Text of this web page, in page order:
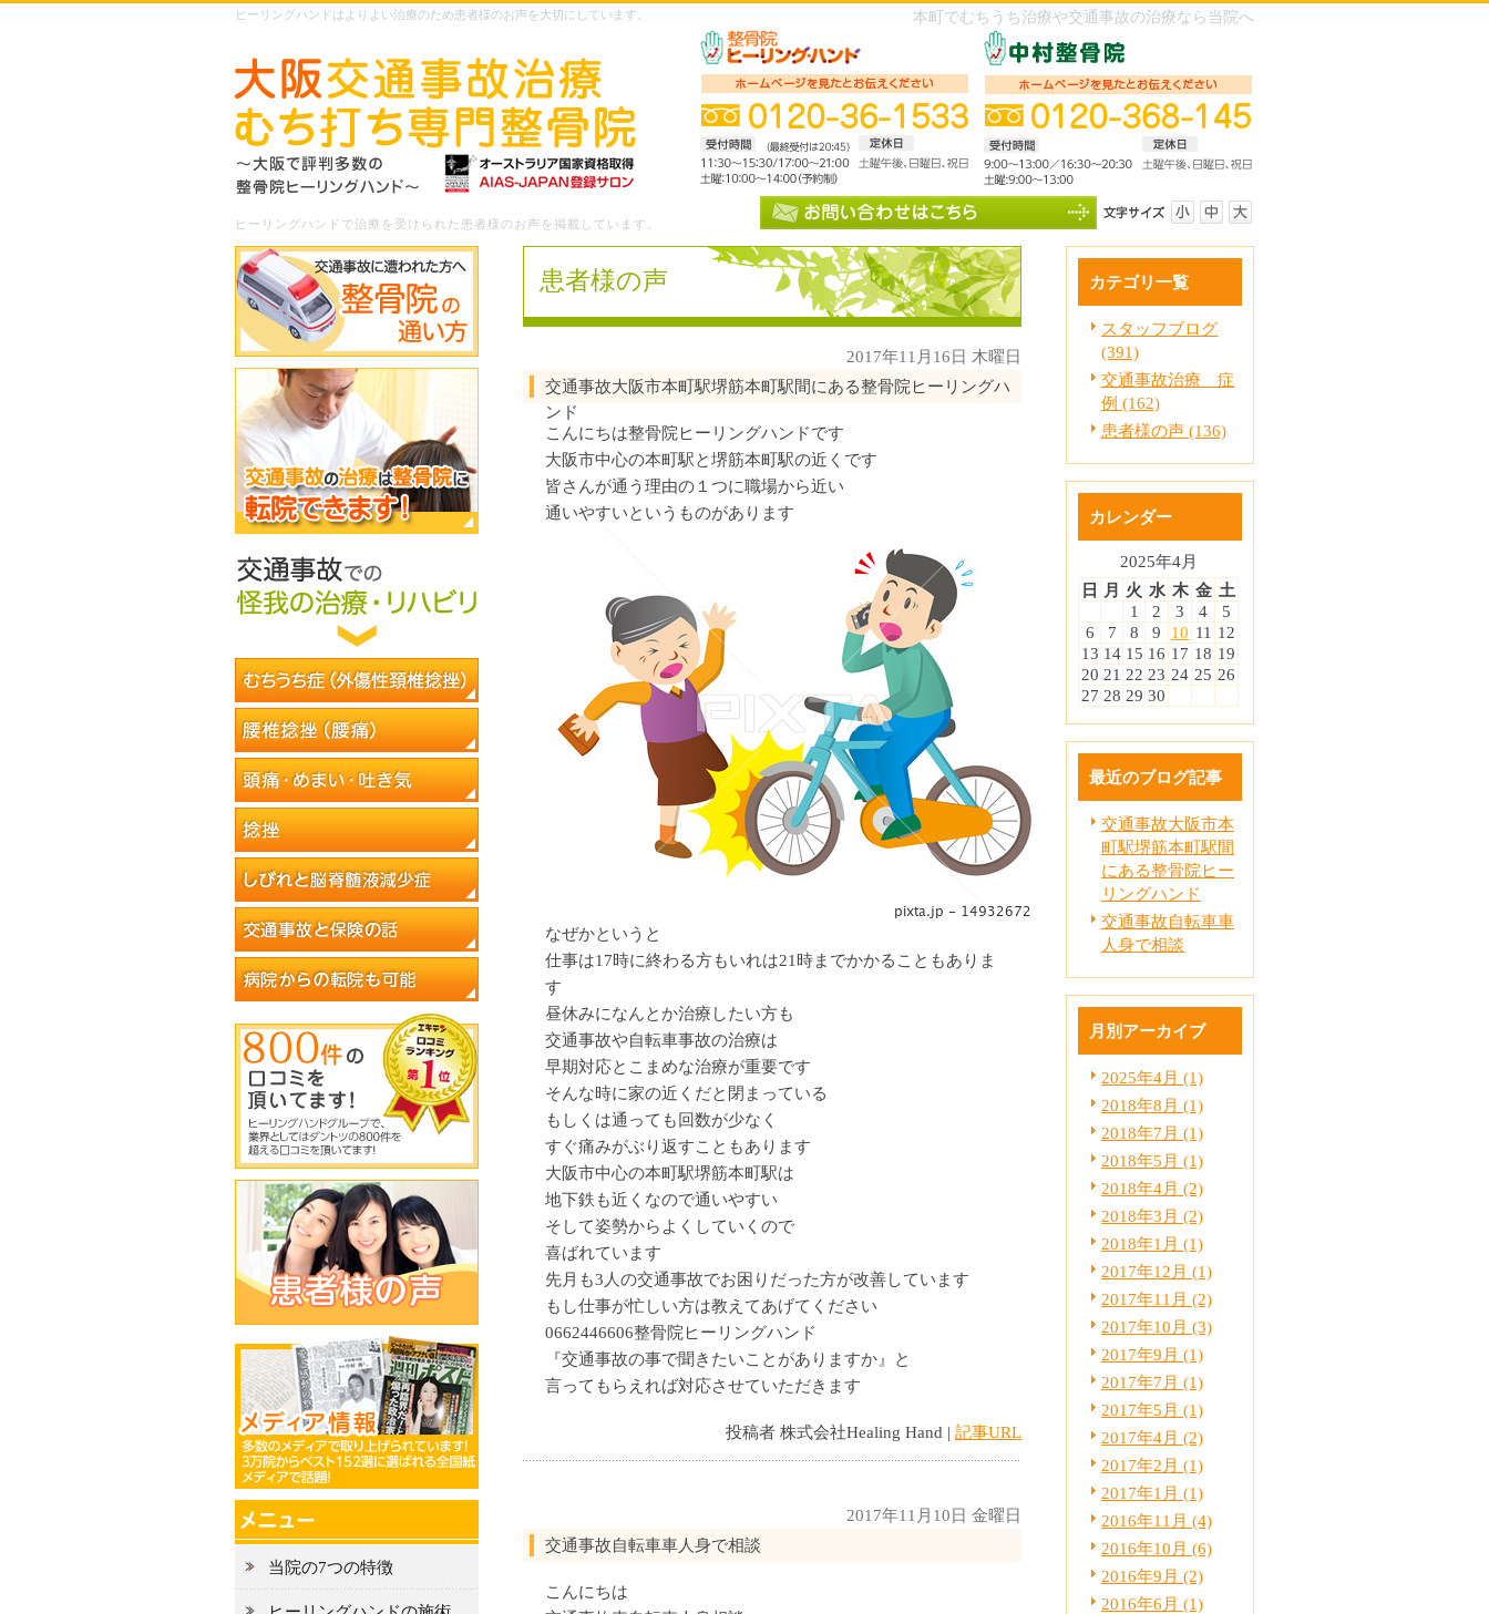
ヒーリングハンドはよりよい治療のため患者様のお声を大切にしています。 本町でむちうち治療や交通事故の治療なら当院へ
ヒーリングハンドで治療を受けられた患者様のお声を掲載しています。
患者様の声
2017年11月16日 木曜日
交通事故大阪市本町駅堺筋本町駅間にある整骨院ヒーリングハ
ンド
こんにちは整骨院ヒーリングハンドです
大阪市中心の本町駅と堺筋本町駅の近くです
皆さんが通う理由の１つに職場から近い
通いやすいというものがあります
なぜかというと
仕事は17時に終わる方もいれは21時までかかることもありま
す
昼休みになんとか治療したい方も
交通事故や自転車事故の治療は
早期対応とこまめな治療が重要です
そんな時に家の近くだと閉まっている
もしくは通っても回数が少なく
すぐ痛みがぶり返すこともあります
大阪市中心の本町駅堺筋本町駅は
地下鉄も近くなので通いやすい
そして姿勢からよくしていくので
喜ばれています
先月も3人の交通事故でお困りだった方が改善しています
もし仕事が忙しい方は教えてあげてください
0662446606整骨院ヒーリングハンド
『交通事故の事で聞きたいことがありますか』と
言ってもらえれば対応させていただきます
投稿者 株式会社Healing Hand | 記事URL
2017年11月10日 金曜日
交通事故自転車車人身で相談
こんにちは
カテゴリ一覧
スタッフブログ
(391)
交通事故治療 症
例 (162)
患者様の声 (136)
カレンダー
2025年4月
日
月 火 水 木 金 土
1
2 3 4
5
6
7 8 9 10 11 12
13 14 15 16 17 18 19
20 21 22 23 24 25 26
27 28 29 30
最近のブログ記事
交通事故大阪市本
町駅堺筋本町駅間
にある整骨院ヒー
リングハンド
交通事故自転車車
人身で相談
月別アーカイブ
2025年4月 (1)
2018年8月 (1)
2018年7月 (1)
2018年5月 (1)
2018年4月 (2)
2018年3月 (2)
2018年1月 (1)
2017年12月 (1)
2017年11月 (2)
2017年10月 (3)
2017年9月 (1)
2017年7月 (1)
2017年5月 (1)
2017年4月 (2)
2017年2月 (1)
2017年1月 (1)
2016年11月 (4)
2016年10月 (6)
2016年9月 (2)
2016年6月 (1)
当院の7つの特徴